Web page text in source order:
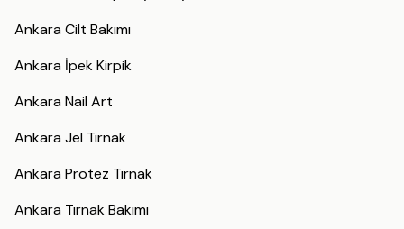
Ankara Cilt Bakımı
Ankara İpek Kirpik
Ankara Nail Art
Ankara Jel Tırnak
Ankara Protez Tırnak
Ankara Tırnak Bakımı